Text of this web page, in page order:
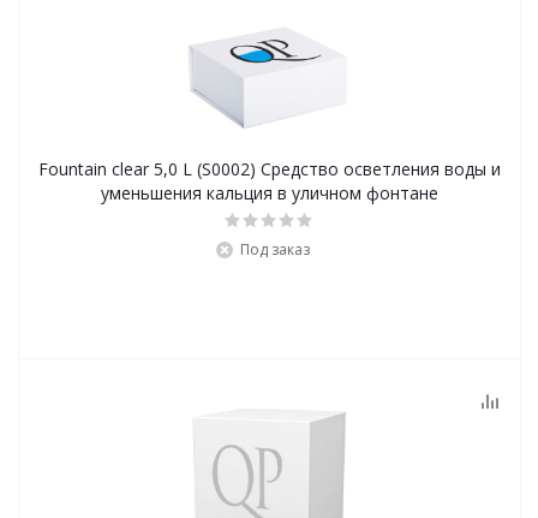
Fountain clear 5,0 L (S0002) Средство осветления воды и
уменьшения кальция в уличном фонтане
Под заказ